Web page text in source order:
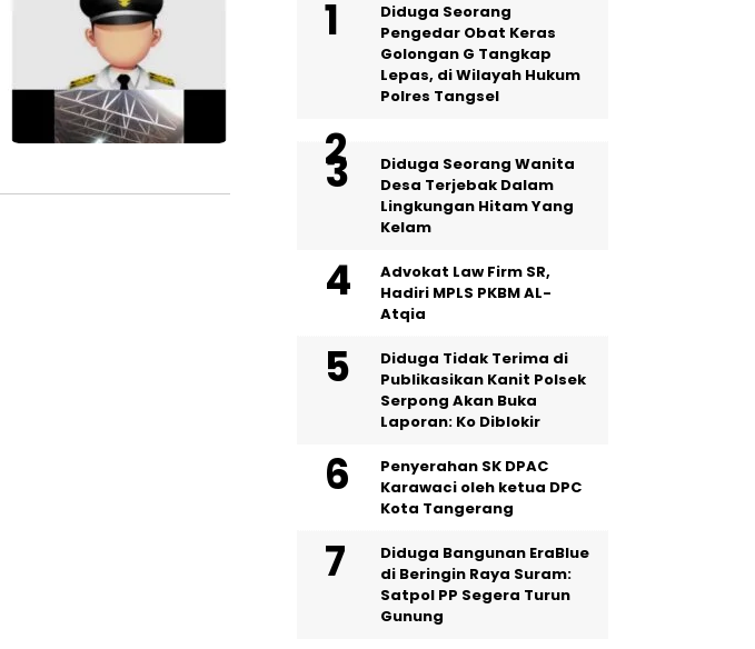
‎Diduga Seorang
Pengedar Obat Keras
Golongan G Tangkap
Lepas, di Wilayah Hukum
Polres Tangsel
‎Diduga Seorang Wanita
Desa Terjebak Dalam
Lingkungan Hitam Yang
Kelam
Advokat Law Firm SR,
Hadiri MPLS PKBM AL-
Atqia
Diduga Tidak Terima di
Publikasikan Kanit Polsek
Serpong Akan Buka
Laporan: Ko Diblokir
Penyerahan SK DPAC
Karawaci oleh ketua DPC
Kota Tangerang
Diduga Bangunan EraBlue
di Beringin Raya Suram:
Satpol PP Segera Turun
Gunung